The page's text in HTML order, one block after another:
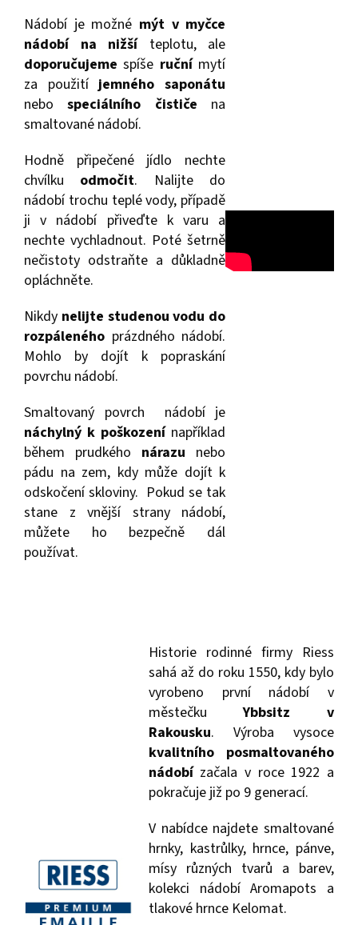
Nádobí je možné mýt v myčce
nádobí na nižšíteplotu, ale
doporučujeme spíše ručnímytí
za použitíjemného saponátu
nebospeciálního čističe na
smaltované nádobí.
Hodně připečené jídlo nechte
chvílku odmočit. Nalijte do
nádobí trochu teplé vody, případě
ji v nádobí přiveďte k varu a
nechte vychladnout. Poté šetrně
nečistoty odstraňte a důkladně
opláchněte.
Nikdy nelijte studenou vodu do
rozpáleného prázdného nádobí.
Mohlo by dojít k popraskání
povrchu nádobí.
Smaltovaný povrch nádobí je
náchylný k poškození například
během prudkého nárazu nebo
pádu na zem, kdy může dojít k
odskočení skloviny. Pokud se tak
stane z vnější strany nádobí,
můžete ho bezpečně dál
používat.
Historie rodinné firmy Riess
sahá až do roku 1550, kdy bylo
vyrobeno první nádobí v
městečkuYbbsitz v
Rakousku. Výroba vysoce
kvalitního posmaltovaného
nádobízačala v roce 1922 a
pokračuje již po 9 generací.
V nabídce najdete smaltované
hrnky, kastrůlky, hrnce, pánve,
mísy různých tvarů a barev,
kolekci nádobí Aromapots a
tlakové hrnce Kelomat.